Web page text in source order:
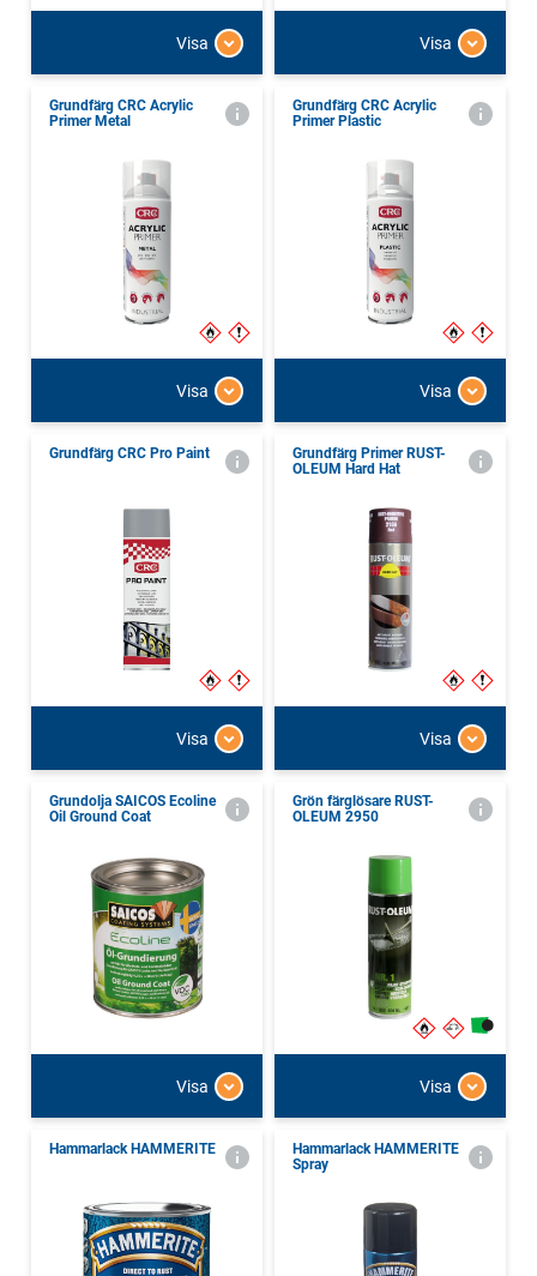
Visa Visa
Grundfärg CRC Acrylic
Primer Metal
Visa
Grundfärg CRC Acrylic
Primer Plastic
Visa
Grundfärg CRC Pro Paint
Visa
Grundfärg Primer RUST-
OLEUM Hard Hat
Visa
Grundolja SAICOS Ecoline
Oil Ground Coat
Visa
Grön färglösare RUST-
OLEUM 2950
Visa
Hammarlack HAMMERITE
Hammarlack HAMMERITE
Spray